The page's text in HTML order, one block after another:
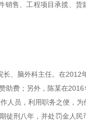
售、工程项目承揽、货
、脑外科主任。在2012
助费；另外，陈某在
人员，利用职务之便，
徒刑八年，并处罚金人民